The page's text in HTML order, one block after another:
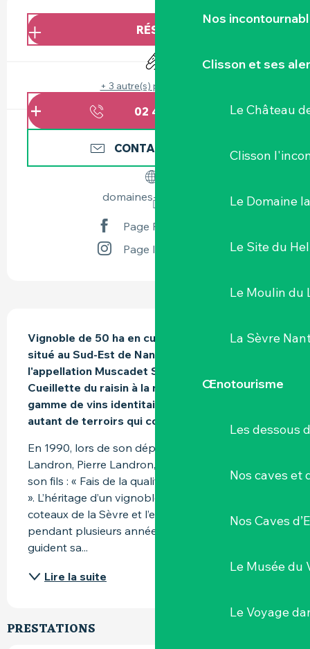
Nos
Clisson et ses
Le Château
Clisson
Le Domaine
Le Site du
Le Moulin du
La Sèvre
Œnotourisme
Les dessous
Nos caves et
Nos Caves
Le Musée du
Le Voyage
RÉSERVER
Animation
+ 3 autre(s) prestation(s)
02 40 54 83
CONTACTEZ-NOUS
domaines-landron.fr
Page Facebook
Page Instagram
Vignoble de 50 ha en culture biodynamique
situé au Sud-Est de Nantes au cœur de
l'appellation Muscadet Sèvre et Maine.
Cueillette du raisin à la main. Vinification d'une
gamme de vins identitaires qui reflète ainsi
autant de terroirs qui constituent ce domaine.
En 1990, lors de son départ, le père de Jo
Landron, Pierre Landron, laissa un message à
son fils : « Fais de la qualité, cela paiera toujours !
». L’héritage d’un vignoble implanté sur les
coteaux de la Sèvre et l’expérience partagée
pendant plusieurs années auprès de son père
guident sa...
Lire la suite
PRESTATIONS